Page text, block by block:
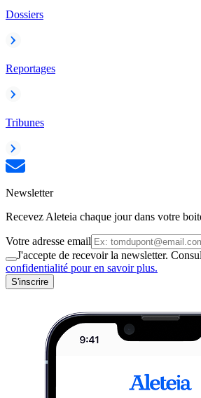
Dossiers
Reportages
Tribunes
Newsletter
Recevez Aleteia chaque jour dans votre
Votre adresse email
J'accepte de recevoir la newsletter.
confidentialité pour en savoir plus.
S'inscrire